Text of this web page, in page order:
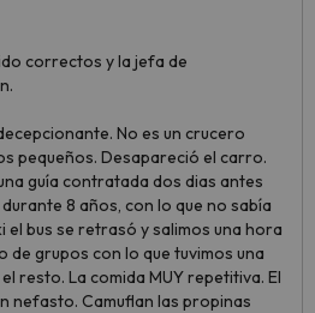
correctos y la jefa de
No es un crucero
pequeños. Desapareció el carro.
guía contratada dos dias antes
8 años, con lo que no sabía
el bus se retrasó y salimos una hora
de grupos con lo que tuvimos una
resto. La comida MUY repetitiva. El
nefasto. Camuflan las propinas